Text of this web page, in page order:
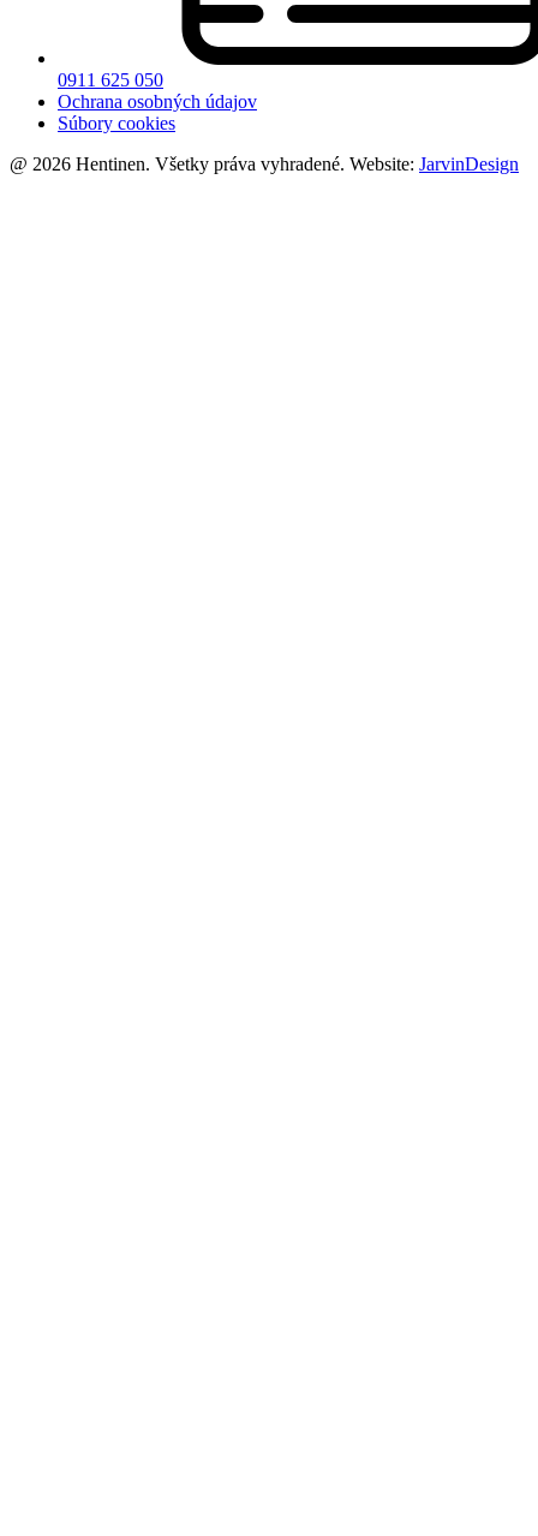
0911 625 050
Ochrana osobných údajov
Súbory cookies
@ 2026 Hentinen. Všetky práva vyhradené. Website: JarvinDesign